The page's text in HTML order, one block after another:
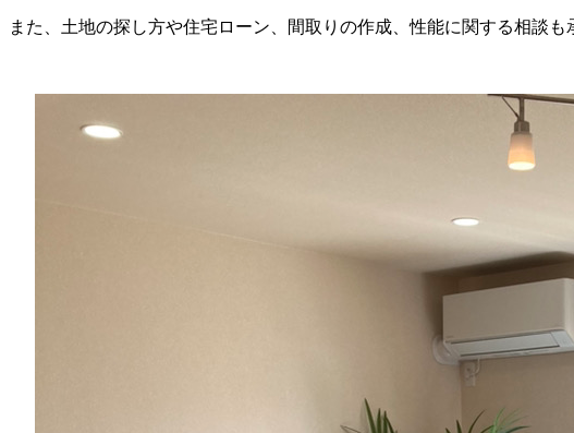
また、土地の探し方や住宅ローン、間取りの作成、性能に関する相談